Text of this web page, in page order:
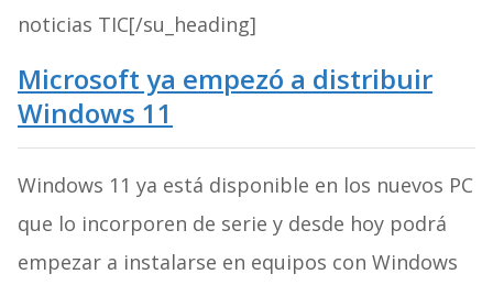
noticias TIC[/su_heading]
Microsoft ya empezó a distribuir
Windows 11
Windows 11 ya está disponible en los nuevos PC
que lo incorporen de serie y desde hoy podrá
empezar a instalarse en equipos con Windows